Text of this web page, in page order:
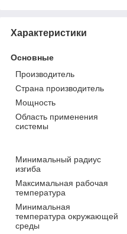
Характеристики
Основные
Производитель
Страна производитель
Мощность
Область применения
системы
Минимальный радиус
изгиба
Максимальная рабочая
температура
Минимальная
температура окружающей
среды